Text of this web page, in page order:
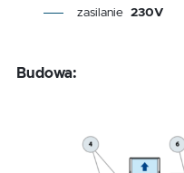
zasilanie 230V
Budowa: